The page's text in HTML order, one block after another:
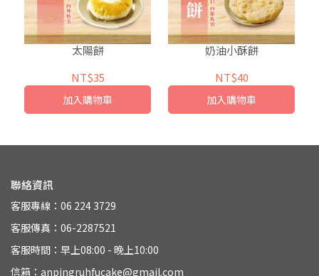
太陽餅
NT$35
加入購物車
奶油小酥餅
NT$40
加入購物車
聯絡資訊
客服專線：06 224 3729
客服傳真：06-2287521
客服時間：早上08:00 - 晚上10:00
信箱：anpingruhfucake@gmail.com